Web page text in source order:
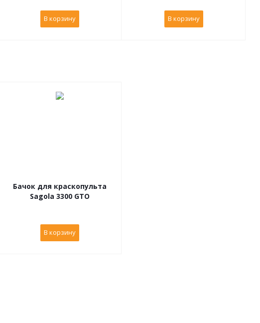
В корзину В корзину
Бачок для краскопульта
Sagola 3300 GTO
В корзину